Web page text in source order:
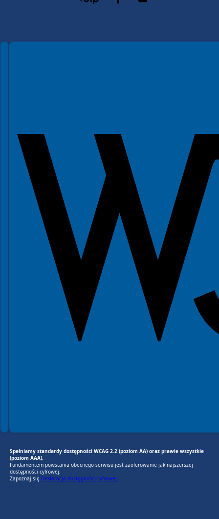
Spełniamy standardy WCAG 2.2
Spełniamy standardy W3C
Spełniamy standardy dostępności WCAG 2.2 (poziom AA) oraz prawie wszystkie
(poziom AAA).
Fundamentem powstania obecnego serwisu jest zaoferowanie jak najszerszej
dostępności cyfrowej.
Zapoznaj się Deklaracją dostępności cyfrowej.